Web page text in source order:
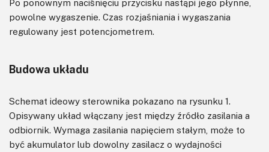
Po ponownym naciśnięciu przycisku nastąpi jego płynne,
powolne wygaszenie. Czas rozjaśniania i wygaszania
regulowany jest potencjometrem.
Budowa układu
Schemat ideowy sterownika pokazano na rysunku 1.
Opisywany układ włączany jest między źródło zasilania a
odbiornik. Wymaga zasilania napięciem stałym, może to
być akumulator lub dowolny zasilacz o wydajności